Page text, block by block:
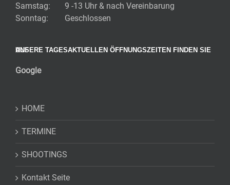
Samstag:
Sonntag:
9 -13 Uhr & nach Vereinbarung
Geschlossen
UNSERE TAGESAKTUELLEN ÖFFNUNGSZEITEN FINDEN SIE AUF
Google
HOME
TERMINE
SHOOTINGS
Kontakt Seite